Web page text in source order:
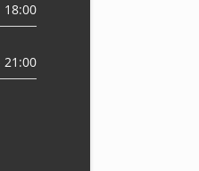
18:00
21:00